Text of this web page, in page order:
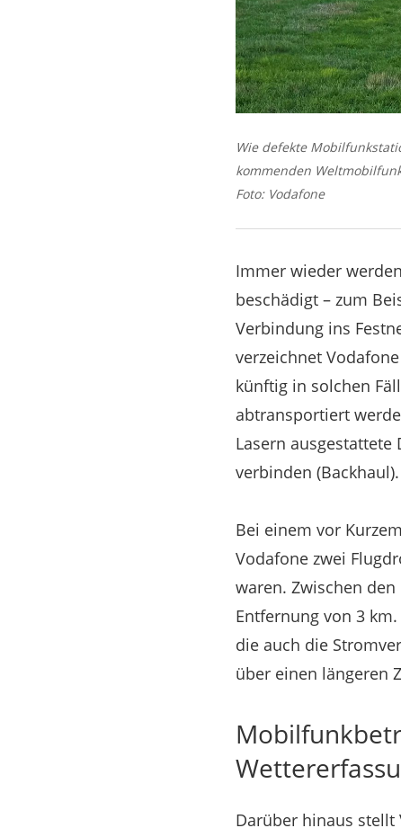
Wie defekte
kommenden
Foto: Vodafone
Immer wieder
beschädigt – zum
Verbindung ins
verzeichnet
künftig in solchen
abtransportiert
Lasern
verbinden (Backhaul).
Bei einem vor
Vodafone zwei
waren. Zwischen
Entfernung von 3
die auch die
über einen längeren
Darüber hinaus stellt